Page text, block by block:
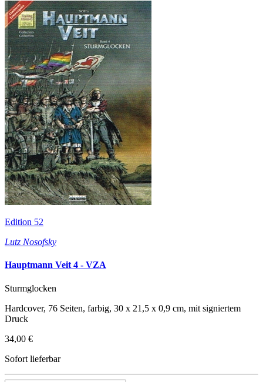
Edition 52
Lutz Nosofsky
Hauptmann Veit 4 - VZA
Sturmglocken
Hardcover, 76 Seiten, farbig, 30 x 21,5 x 0,9 cm, mit signiertem
Druck
34,00 €
Sofort lieferbar